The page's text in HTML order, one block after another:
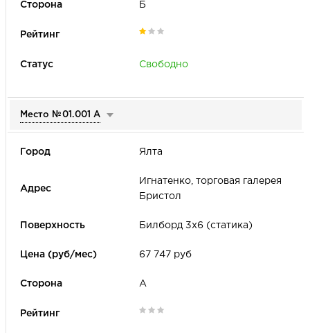
Б
Свободно
Место №01.001 А
Ялта
Игнатенко, торговая галерея
Бристол
Билборд 3х6 (статика)
67 747 руб
А